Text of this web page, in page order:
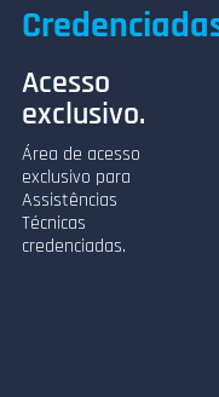
Acesso
exclusivo.
Área de acesso
exclusivo para
Assistências
Técnicas
credenciadas.